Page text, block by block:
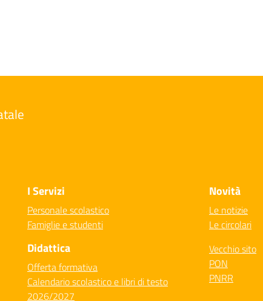
I Servizi
Personale scolastico
Famiglie e studenti
Didattica
Offerta formativa
Calendario scolastico e libri di testo
2026/2027
Novità
Le notizie
Le circolari
Vecchio sito
PON
PNRR